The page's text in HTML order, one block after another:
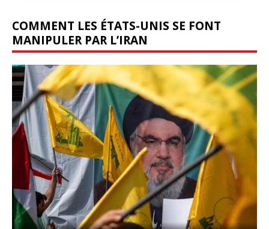
COMMENT LES ÉTATS-UNIS SE FONT
MANIPULER PAR L’IRAN